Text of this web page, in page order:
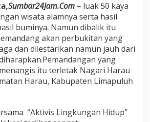
a
t
u
s
n
H
e
k
H
Sumbar24Jam.Com – luak 50 kaya
wisata alamnya serta hasil
buminya. Namun dibalik itu
akan perbukitan yang
dan dilestarikan namun jauh dari
yang
itu terletak Nagari Harau
Harau, Kabupaten Limapuluh
“Aktivis Lingkungan Hidup”